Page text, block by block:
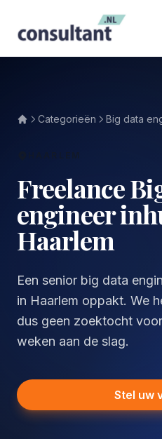
Categorieën Big data
Freelance
engineer
Haarlem
Een senior big data
in Haarlem oppakt. We
dus geen zoektocht
weken aan de slag.
Stel uw